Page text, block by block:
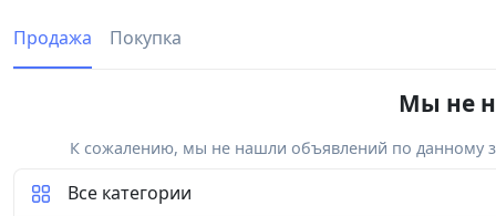
Продажа Покупка
Мы не
К сожалению, мы не нашли объявлений по данному
Все категории